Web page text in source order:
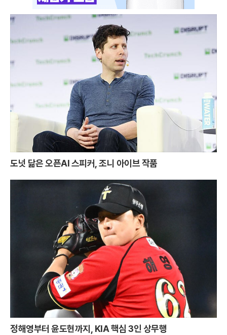
도넛 닮은 오픈AI 스피커, 조니 아이브 작품
정해영부터 윤도현까지, KIA 핵심 3인 상무행